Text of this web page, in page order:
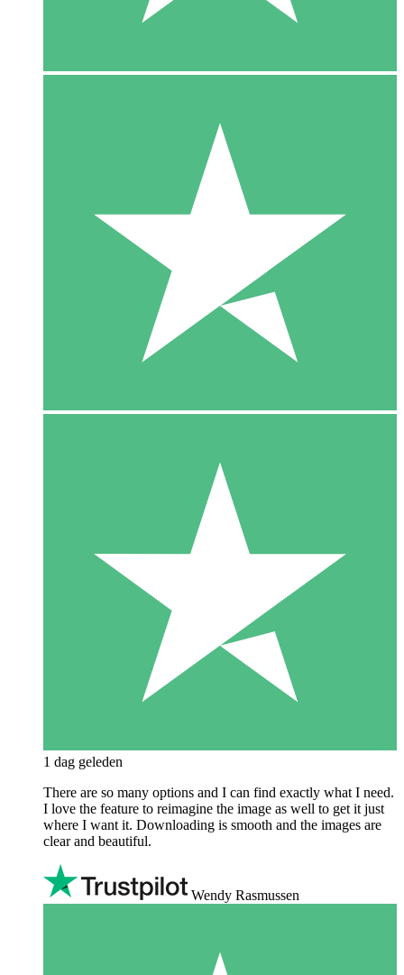
1 dag geleden
There are so many options and I can find exactly what I need.
I love the feature to reimagine the image as well to get it just
where I want it. Downloading is smooth and the images are
clear and beautiful.
Wendy Rasmussen